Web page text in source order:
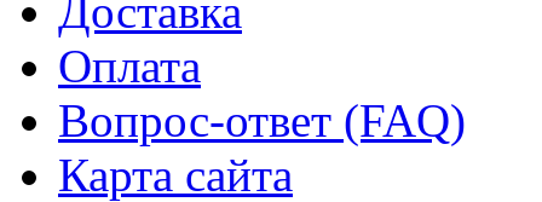
Доставка
Оплата
Вопрос-ответ (FAQ)
Карта сайта